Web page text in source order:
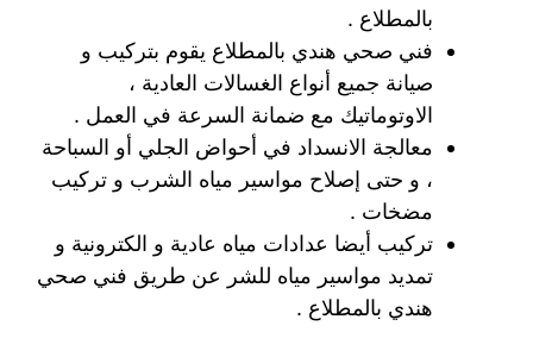
بالمطلاع .
فني صحي هندي بالمطلاع يقوم بتركيب و
صيانة جميع أنواع الغسالات العادية ،
الاوتوماتيك مع ضمانة السرعة في العمل .
معالجة الانسداد في أحواض الجلي أو السباحة
، و حتى إصلاح مواسير مياه الشرب و تركيب
مضخات .
تركيب أيضا عدادات مياه عادية و الكترونية و
تمديد مواسير مياه للشر عن طريق فني صحي
هندي بالمطلاع .